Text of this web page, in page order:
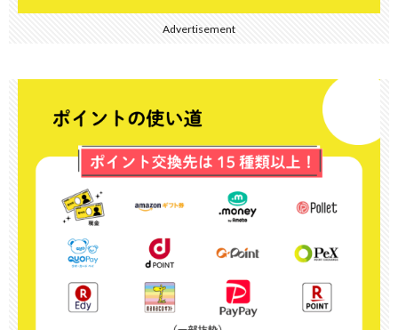
Advertisement